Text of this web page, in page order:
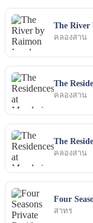
The River
คลองสาน
The
คลองสาน
The
คลองสาน
Four
สาทร